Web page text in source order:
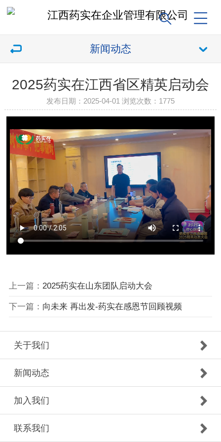
新闻动态
2025药实在江西省区精英启动会
发布日期：2025-04-01 浏览次数： 1775
上一篇： 2025药实在山东团队启动大会
下一篇： 向未来 再出发-药实在感恩节回顾视频
关于我们
新闻动态
加入我们
联系我们